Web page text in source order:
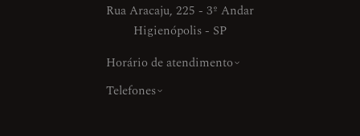
Rua Aracaju, 225 - 3º Andar
Higienópolis - SP
Horário de atendimento
Telefones